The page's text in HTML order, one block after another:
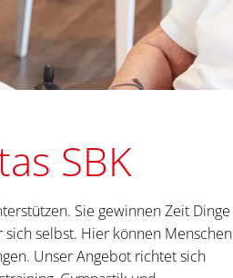
SBK
Sie gewinnen Zeit Dinge
selbst. Hier können Menschen
Unser Angebot richtet sich